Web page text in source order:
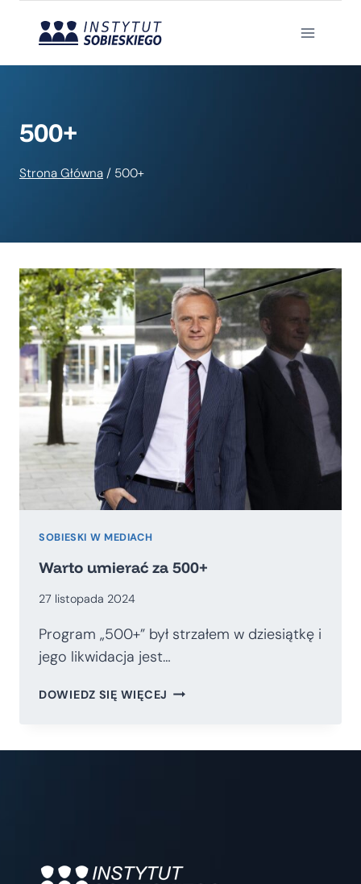
500+
Strona Główna / 500+
SOBIESKI W MEDIACH
Warto umierać za 500+
27 listopada 2024
Program „500+” był strzałem w dziesiątkę i
jego likwidacja jest…
DOWIEDZ SIĘ WIĘCEJ WARTO